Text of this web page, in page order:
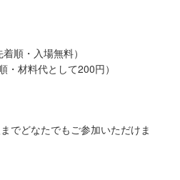
順・入場無料）
材料代として200円）
でどなたでもご参加いただけま